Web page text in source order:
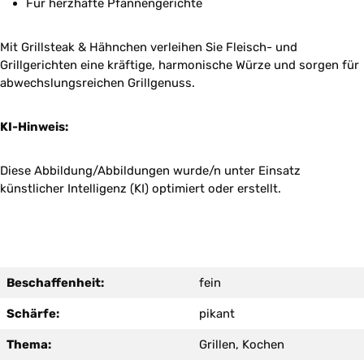
Für herzhafte Pfannengerichte
Mit Grillsteak & Hähnchen verleihen Sie Fleisch- und
Grillgerichten eine kräftige, harmonische Würze und sorgen für
abwechslungsreichen Grillgenuss.
KI-Hinweis:
Diese Abbildung/Abbildungen wurde/n unter Einsatz
künstlicher Intelligenz (KI) optimiert oder erstellt.
Beschaffenheit: fein
Schärfe: pikant
Thema: Grillen, Kochen